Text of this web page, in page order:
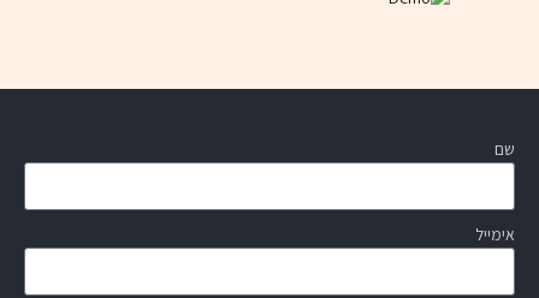
שם
אימייל